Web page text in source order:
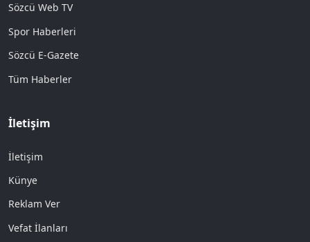
Sözcü Web TV
Spor Haberleri
Sözcü E-Gazete
Tüm Haberler
İletişim
İletişim
Künye
Reklam Ver
Vefat İlanları